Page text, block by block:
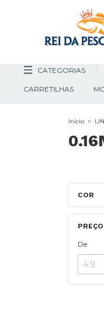
CATEGORIAS
CARRETILHAS
Início >
COR
PREÇO
De